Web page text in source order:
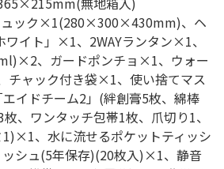
ック×1(280×300×430mm)、ヘ
ワイト」×1、2WAYランタン×1、
、ガードポンチョ×1、ウォー
チャック付き袋×1、使い捨てマス
イドチーム2」(絆創膏5枚、綿棒
、ワンタッチ包帯1枚、爪切り1、
1)×1、水に流せるポケットティッシ
シュ(5年保存)(20枚入)×1、静音